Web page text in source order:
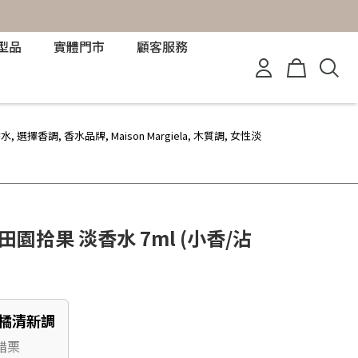
品 實體門市 顧客服務
, 選擇香調, 香水品牌, Maison Margiela, 木質調, 女性淡
園拾果 淡香水 7ml (小香/沾
清新調
栗